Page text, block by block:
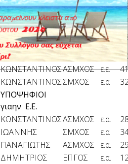
ΝΙΚΟΛΑΟΣ ΕΠΓΟΣ ε.ε.
ΔΗΜΗΤΡΙΟΣ ΣΓΟΣ ε.α.
ΓΕΩΡΓΙΟΣ ΣΜΧΟΣ ε.α.
ΝΙΚΟΔΗΜΟΣ ΣΜΧΟΣ
ΚΩΝΣΤΑΝΤΙΝΟΣΑΣΜΧΟΣ ε.ε.
ΚΩΝΣΤΑΝΤΙΝΟΣΣΜΧΟΣ ε.α
ΥΠΟΨΗΦΙΟΙ
γιαην Ε.Ε.
ΚΩΝΣΤΑΝΤΙΝΟΣΑΣΜΧΟΣ ε.α.
ΙΩΑΝΝΗΣ ΣΜΧΟΣ ε.α
ΠΑΝΑΓΙΩΤΗΣ ΑΣΜΧΟΣ ε.α.
ΔΗΜΗΤΡΙΟΣ ΕΠΓΟΣ ε.α.